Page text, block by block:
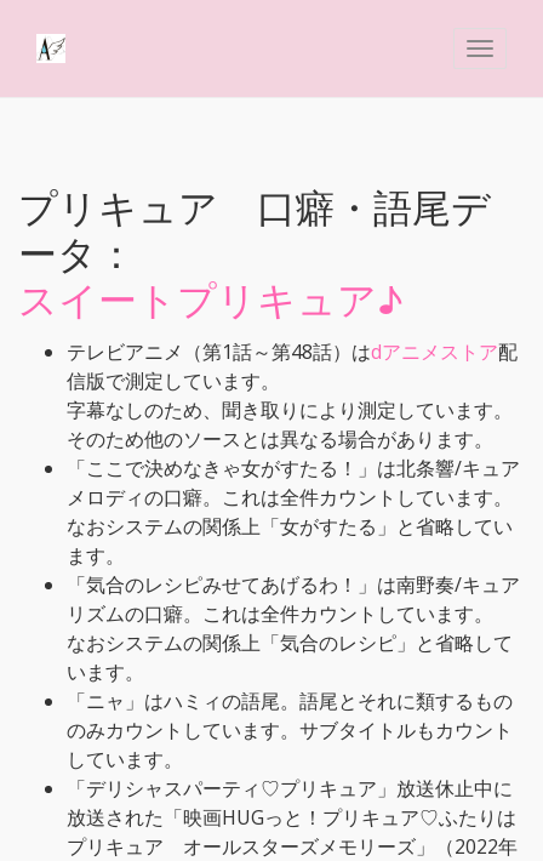
プリキュア 口癖・語尾デ
ータ：
スイートプリキュア♪
テレビアニメ（第1話～第48話）はdアニメストア配
信版で測定しています。
字幕なしのため、聞き取りにより測定しています。
そのため他のソースとは異なる場合があります。
「ここで決めなきゃ女がすたる！」は北条響/キュア
メロディの口癖。これは全件カウントしています。
なおシステムの関係上「女がすたる」と省略してい
ます。
「気合のレシピみせてあげるわ！」は南野奏/キュア
リズムの口癖。これは全件カウントしています。
なおシステムの関係上「気合のレシピ」と省略して
います。
「ニャ」はハミィの語尾。語尾とそれに類するもの
のみカウントしています。サブタイトルもカウント
しています。
「デリシャスパーティ♡プリキュア」放送休止中に
放送された「映画HUGっと！プリキュア♡ふたりは
プリキュア オールスターズメモリーズ」（2022年